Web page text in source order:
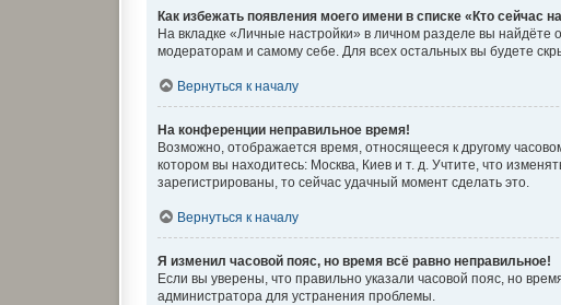
Как избежать появления моего имени в списке «Кто сейчас
На вкладке «Личные настройки» в личном разделе вы найдёте
модераторам и самому себе. Для всех остальных вы будете
Вернуться к началу
На конференции неправильное время!
Возможно, отображается время, относящееся к другому
котором вы находитесь: Москва, Киев и т. д. Учтите, что
зарегистрированы, то сейчас удачный момент сделать это.
Вернуться к началу
Я изменил часовой пояс, но время всё равно неправильное!
Если вы уверены, что правильно указали часовой пояс, но
администратора для устранения проблемы.